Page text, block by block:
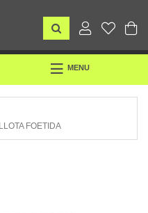
TOGGLE
MENU
FOETIDA